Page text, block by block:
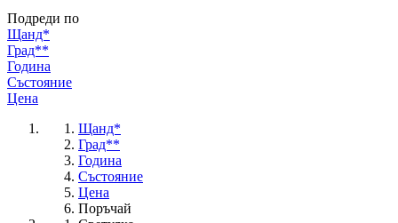
Подреди по
Щанд*
Град**
Година
Състояние
Цена
Щанд*
Град**
Година
Състояние
Цена
Поръчай